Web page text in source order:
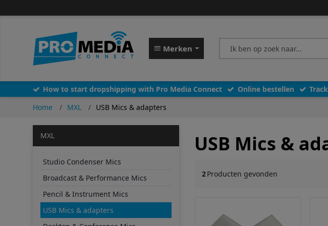
Merken
How to start dropshipping with Pro Media Connect Online bestellen
Home
MXL USB Mics & adapters
MXL
Studio Condenser Mics
Broadcast & Performance Mics
Pencil & Instrument Mics
USB Mics & adapters
USB Mics &
2Producten gevonden